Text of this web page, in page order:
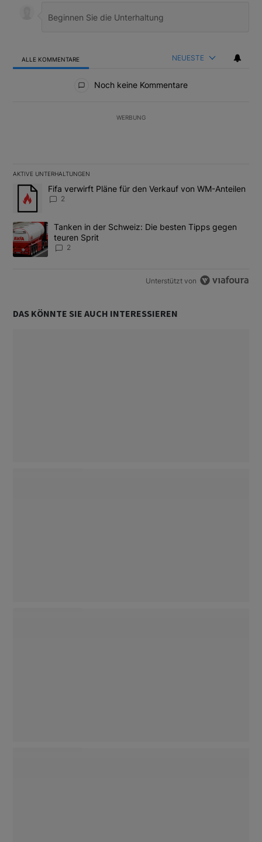
ALLE KOMMENTARE NEUESTE
Noch keine Kommentare
WERBUNG
AKTIVE UNTERHALTUNGEN
Das Folgende ist eine Liste der am meisten kommentierten
Ein Trendartikel mit dem Titel "Fifa verwirft Pläne für den
Fifa verwirft Pläne für den Verkauf von WM-Anteilen
2
Ein Trendartikel mit dem Titel "Tanken in der Schweiz: Die
Tanken in der Schweiz: Die besten Tipps gegen
teuren Sprit
2
Unterstützt von
DAS KÖNNTE SIE AUCH INTERESSIEREN